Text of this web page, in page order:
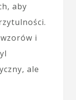
aby
i
ale